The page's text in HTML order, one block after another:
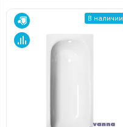
В наличии